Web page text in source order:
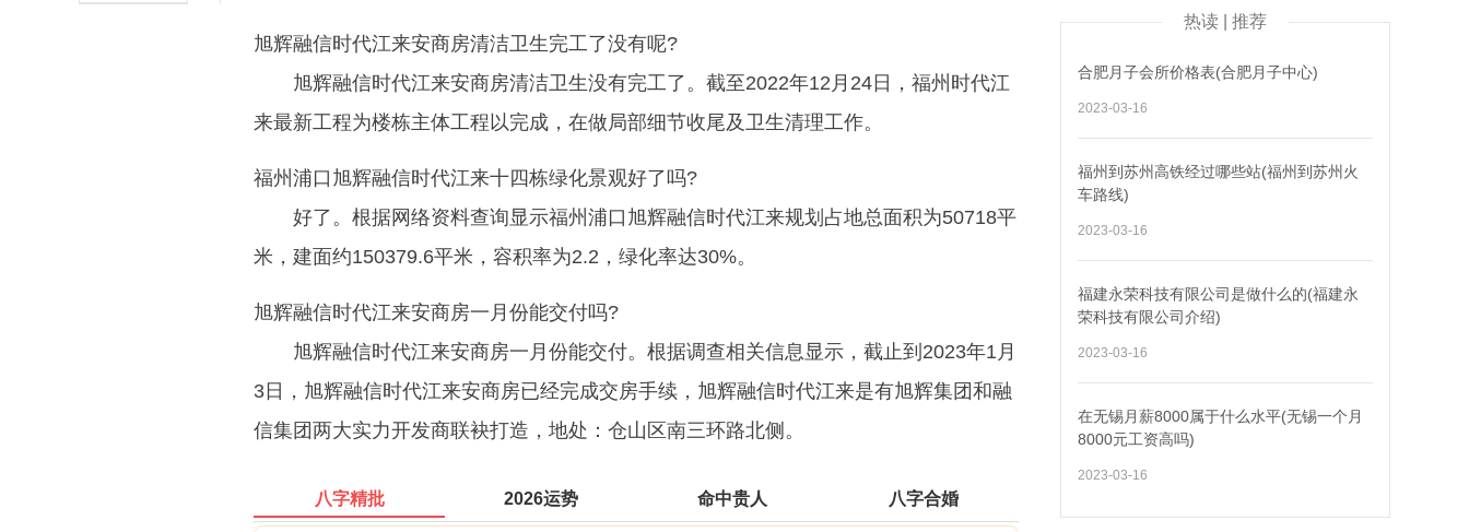
旭辉融信时代江来安商房清洁卫生完工了没有呢?
旭辉融信时代江来安商房清洁卫生没有完工了。截至2022年12月24日，福州时代江
来最新工程为楼栋主体工程以完成，在做局部细节收尾及卫生清理工作。
福州浦口旭辉融信时代江来十四栋绿化景观好了吗?
好了。根据网络资料查询显示福州浦口旭辉融信时代江来规划占地总面积为50718平
米，建面约150379.6平米，容积率为2.2，绿化率达30%。
旭辉融信时代江来安商房一月份能交付吗?
旭辉融信时代江来安商房一月份能交付。根据调查相关信息显示，截止到2023年1月
3日，旭辉融信时代江来安商房已经完成交房手续，旭辉融信时代江来是有旭辉集团和融
信集团两大实力开发商联袂打造，地处：仓山区南三环路北侧。
八字精批 2026运势 命中贵人 八字合婚
热读 | 推荐
合肥月子会所价格表(合肥月子中心)
2023-03-16
福州到苏州高铁经过哪些站(福州到苏州火
车路线)
2023-03-16
福建永荣科技有限公司是做什么的(福建永
荣科技有限公司介绍)
2023-03-16
在无锡月薪8000属于什么水平(无锡一个月
8000元工资高吗)
2023-03-16